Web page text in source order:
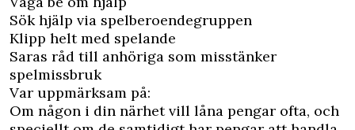
Sök hjälp via spelberoendegruppen
Klipp helt med spelande
Saras råd till anhöriga som misstänker
spelmissbruk
Var uppmärksam på:
Om någon i din närhet vill låna pengar ofta, och